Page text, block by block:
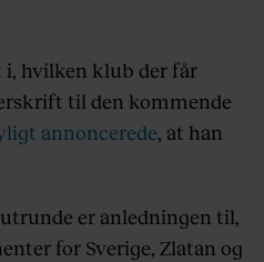
i, hvilken klub der får
til den kommende
annoncerede, at han
er anledningen til,
for Sverige, Zlatan og